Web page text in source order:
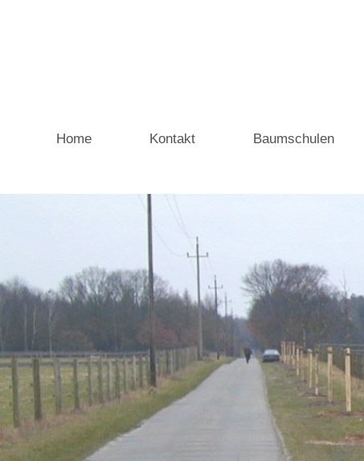
Home Kontakt Baumschulen